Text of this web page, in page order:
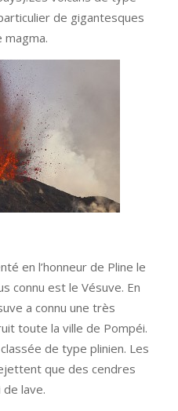
de gigantesques
magma.
en l’honneur de Pline le
connu est le Vésuve. En
a connu une très
toute la ville de Pompéi.
de type plinien. Les
que des cendres
lave.